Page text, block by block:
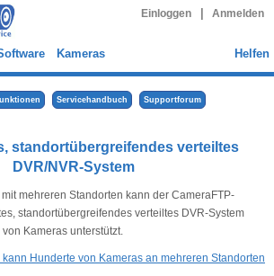
Einloggen Anmelden
Kameras Helfen
Servicehandbuch Supportforum
standortübergreifendes verteiltes
DVR/NVR-System
mehreren Standorten kann der CameraFTP-
standortübergreifendes verteiltes DVR-System
Kameras unterstützt.
Hunderte von Kameras an mehreren Standorten